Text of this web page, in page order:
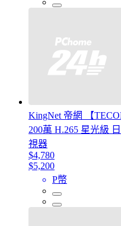
KingNet 帝網 【
200萬 H.265 星光級
視器
$4,780
$5,200
P幣